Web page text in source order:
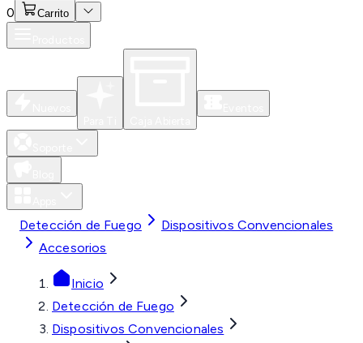
0 Carrito
Detección de Fuego
Dispositivos Convencionales
Accesorios
Inicio
Detección de Fuego
Dispositivos Convencionales